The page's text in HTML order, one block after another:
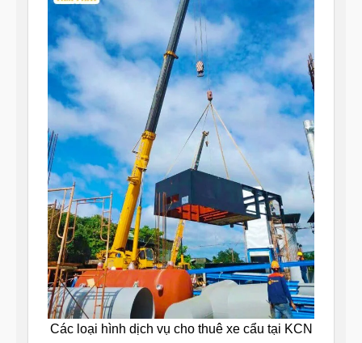
Các loại hình dịch vụ cho thuê xe cẩu tại KCN